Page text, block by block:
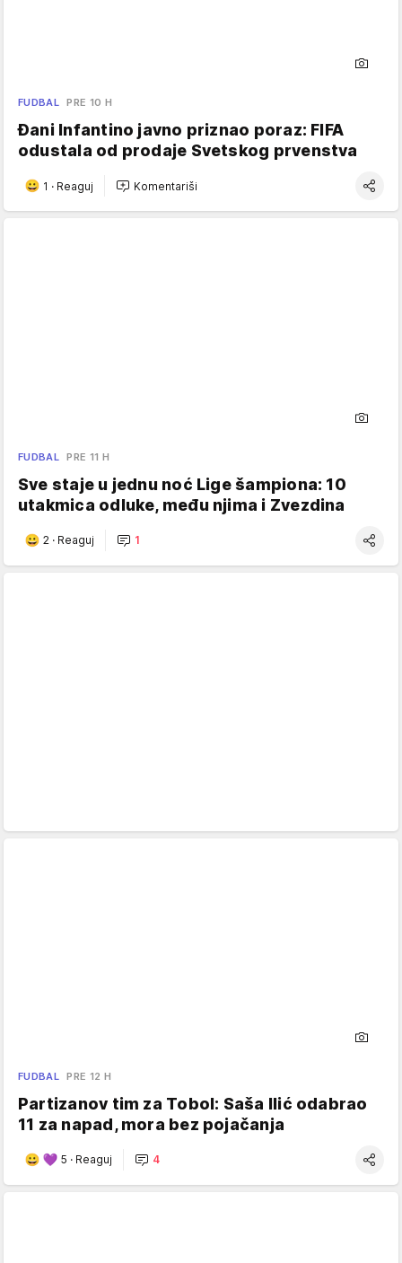
FUDBAL PRE 10 H
Đani Infantino javno priznao poraz: FIFA
odustala od prodaje Svetskog prvenstva
1 · Reaguj Komentariši
FUDBAL PRE 11 H
Sve staje u jednu noć Lige šampiona: 10
utakmica odluke, među njima i Zvezdina
2 · Reaguj 1
FUDBAL PRE 12 H
Partizanov tim za Tobol: Saša Ilić odabrao
11 za napad, mora bez pojačanja
5 · Reaguj 4